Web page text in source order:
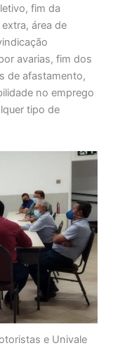
fim da
área de
avarias, fim dos
de afastamento,
no emprego
tipo de
e Univale